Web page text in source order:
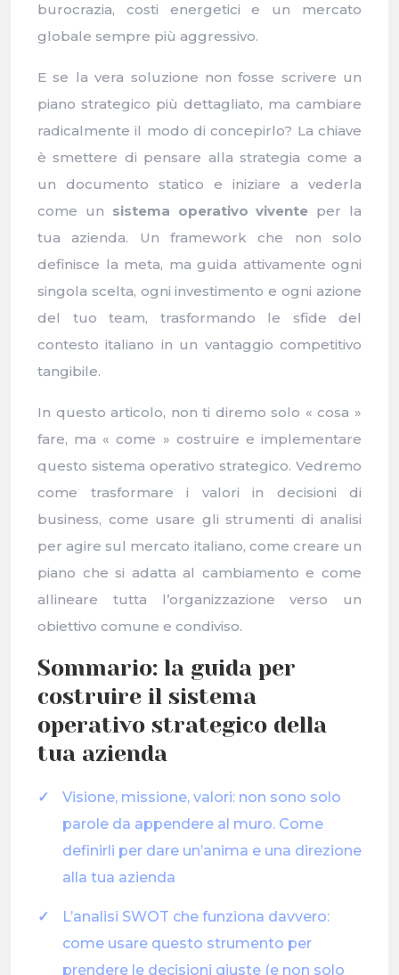
burocrazia, costi energetici e un mercato
globale sempre più aggressivo.
E se la vera soluzione non fosse scrivere un
piano strategico più dettagliato, ma cambiare
radicalmente il modo di concepirlo? La chiave
è smettere di pensare alla strategia come a
un documento statico e iniziare a vederla
come un sistema operativo vivente per la
tua azienda. Un framework che non solo
definisce la meta, ma guida attivamente ogni
singola scelta, ogni investimento e ogni azione
del tuo team, trasformando le sfide del
contesto italiano in un vantaggio competitivo
tangibile.
In questo articolo, non ti diremo solo « cosa »
fare, ma « come » costruire e implementare
questo sistema operativo strategico. Vedremo
come trasformare i valori in decisioni di
business, come usare gli strumenti di analisi
per agire sul mercato italiano, come creare un
piano che si adatta al cambiamento e come
allineare tutta l’organizzazione verso un
obiettivo comune e condiviso.
Sommario: la guida per
costruire il sistema
operativo strategico della
tua azienda
Visione, missione, valori: non sono solo
parole da appendere al muro. Come
definirli per dare un’anima e una direzione
alla tua azienda
L’analisi SWOT che funziona davvero:
come usare questo strumento per
prendere le decisioni giuste (e non solo